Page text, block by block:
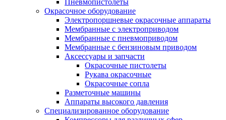
Пневмопистолеты
Окрасочное оборудование
Электропоршневые окрасочные аппараты
Мембранные с электроприводом
Мембранные с пневмоприводом
Мембранные с бензиновым приводом
Аксессуары и запчасти
Окрасочные пистолеты
Рукава окрасочные
Окрасочные сопла
Разметочные машины
Аппараты высокого давления
Специализированное оборудование